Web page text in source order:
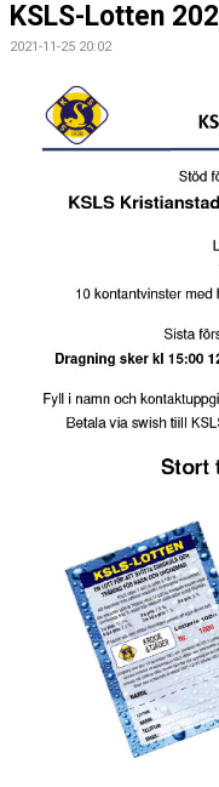
KSLS WEBBSHOP
BLI PARTNER
JOBBA HOS OSS!
FÖRÄLDER
VÅRA EVENEMANG
VERKSAMHETSHANDBOK
KSLS-Lotten
2021-11-25 20:02